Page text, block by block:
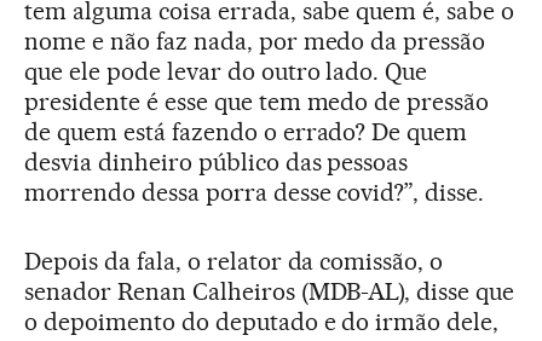
tem alguma coisa errada, sabe quem é, sabe o
nome e não faz nada, por medo da pressão
que ele pode levar do outro lado. Que
presidente é esse que tem medo de pressão
de quem está fazendo o errado? De quem
desvia dinheiro público das pessoas
morrendo dessa porra desse covid?”, disse.
Depois da fala, o relator da comissão, o
senador Renan Calheiros (MDB-AL), disse que
o depoimento do deputado e do irmão dele,